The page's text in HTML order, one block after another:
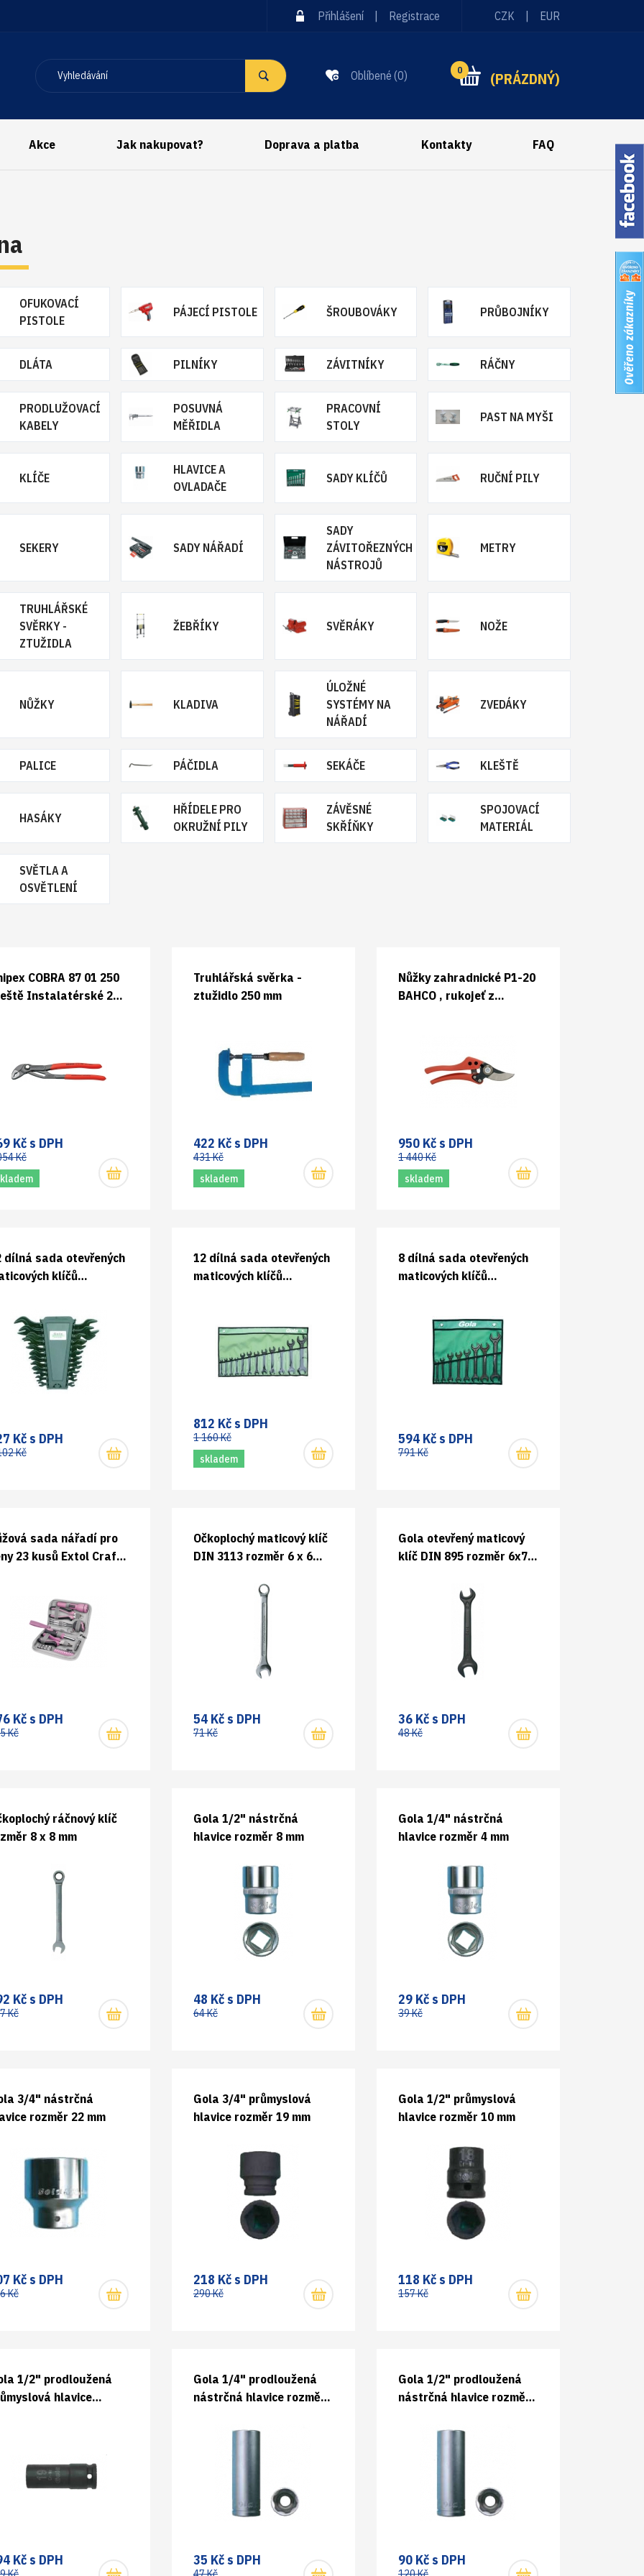
Přihlášení Registrace CZK EUR
Oblíbené (0) 0 (PRÁZDNÝ)
Akce Jak nakupovat? Doprava a platba Kontakty FAQ
OFUKOVACÍ
PISTOLE
PÁJECÍ PISTOLE ŠROUBOVÁKY PRŮBOJNÍKY
DLÁTA PILNÍKY ZÁVITNÍKY RÁČNY
PRODLUŽOVACÍ
KABELY
POSUVNÁ
MĚŘIDLA
PRACOVNÍ
STOLY
PAST NA MYŠI
KLÍČE
HLAVICE A
OVLADAČE
SADY KLÍČŮ RUČNÍ PILY
SEKERY SADY NÁŘADÍ
SADY
ZÁVITOŘEZNÝCH
NÁSTROJŮ
METRY
TRUHLÁŘSKÉ
SVĚRKY -
ZTUŽIDLA
ŽEBŘÍKY SVĚRÁKY NOŽE
NŮŽKY KLADIVA
ÚLOŽNÉ
SYSTÉMY NA
NÁŘADÍ
ZVEDÁKY
PALICE PÁČIDLA SEKÁČE KLEŠTĚ
HASÁKY
HŘÍDELE PRO
OKRUŽNÍ PILY
ZÁVĚSNÉ
SKŘÍŇKY
SPOJOVACÍ
MATERIÁL
SVĚTLA A
OSVĚTLENÍ
COBRA 87 01 250
Instalatérské 250
Kč s DPH
Kč
Truhlářská svěrka -
ztužidlo 250 mm
422 Kč s DPH
431 Kč
skladem
Nůžky zahradnické P1-20
BAHCO , rukojeť z
950 Kč s DPH
1 440 Kč
skladem
dílná sada otevřených
klíčů
Kč s DPH
Kč
12 dílná sada otevřených
maticových klíčů
812 Kč s DPH
1 160 Kč
skladem
8 dílná sada otevřených
maticových klíčů
594 Kč s DPH
791 Kč
sada nářadí pro
23 kusů Extol Craft
Kč s DPH
Kč
Očkoplochý maticový klíč
DIN 3113 rozměr 6 x 6
54 Kč s DPH
71 Kč
Gola otevřený maticový
klíč DIN 895 rozměr 6x7
36 Kč s DPH
48 Kč
ráčnový klíč
8 x 8 mm
Kč s DPH
Kč
Gola 1/2" nástrčná
hlavice rozměr 8 mm
48 Kč s DPH
64 Kč
Gola 1/4" nástrčná
hlavice rozměr 4 mm
29 Kč s DPH
39 Kč
3/4" nástrčná
rozměr 22 mm
Kč s DPH
Kč
Gola 3/4" průmyslová
hlavice rozměr 19 mm
218 Kč s DPH
290 Kč
Gola 1/2" průmyslová
hlavice rozměr 10 mm
118 Kč s DPH
157 Kč
1/2" prodloužená
hlavice
Kč s DPH
Gola 1/4" prodloužená
nástrčná hlavice rozměr
35 Kč s DPH
Gola 1/2" prodloužená
nástrčná hlavice rozměr
90 Kč s DPH